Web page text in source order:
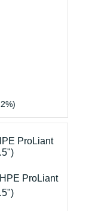
ProLiant